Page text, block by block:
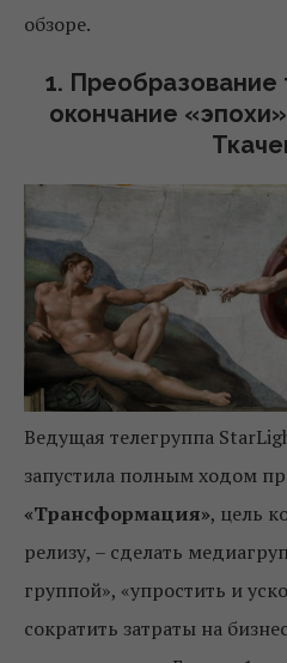
обзоре.
1. Преобразование
окончание
Ведущая телегруппа
запустила полным ходом
«Трансформация», цель
релизу, – сделать
группой», «упростить и
сократить затраты на